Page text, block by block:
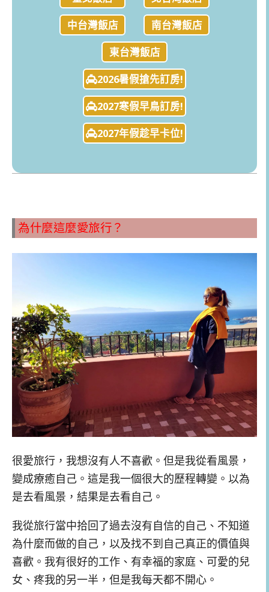
中台灣飯店
南台灣飯店
東台灣飯店
2026暑假搶先訂房!
2027寒假早鳥訂房!
2027年假趁早卡位!
為什麼這麼愛旅行？
很愛旅行，我想沒有人不喜歡。但是我從看風景，
變成療癒自己。這是我一個很大的歷程轉變。以為
是去看風景，結果是去看自己。
我從旅行當中拾回了過去沒有自信的自己、不知道
為什麼而做的自己，以及找不到自己真正的價值與
喜歡。我有很好的工作、有幸福的家庭、可愛的兒
女、疼我的另一半，但是我每天都不開心。